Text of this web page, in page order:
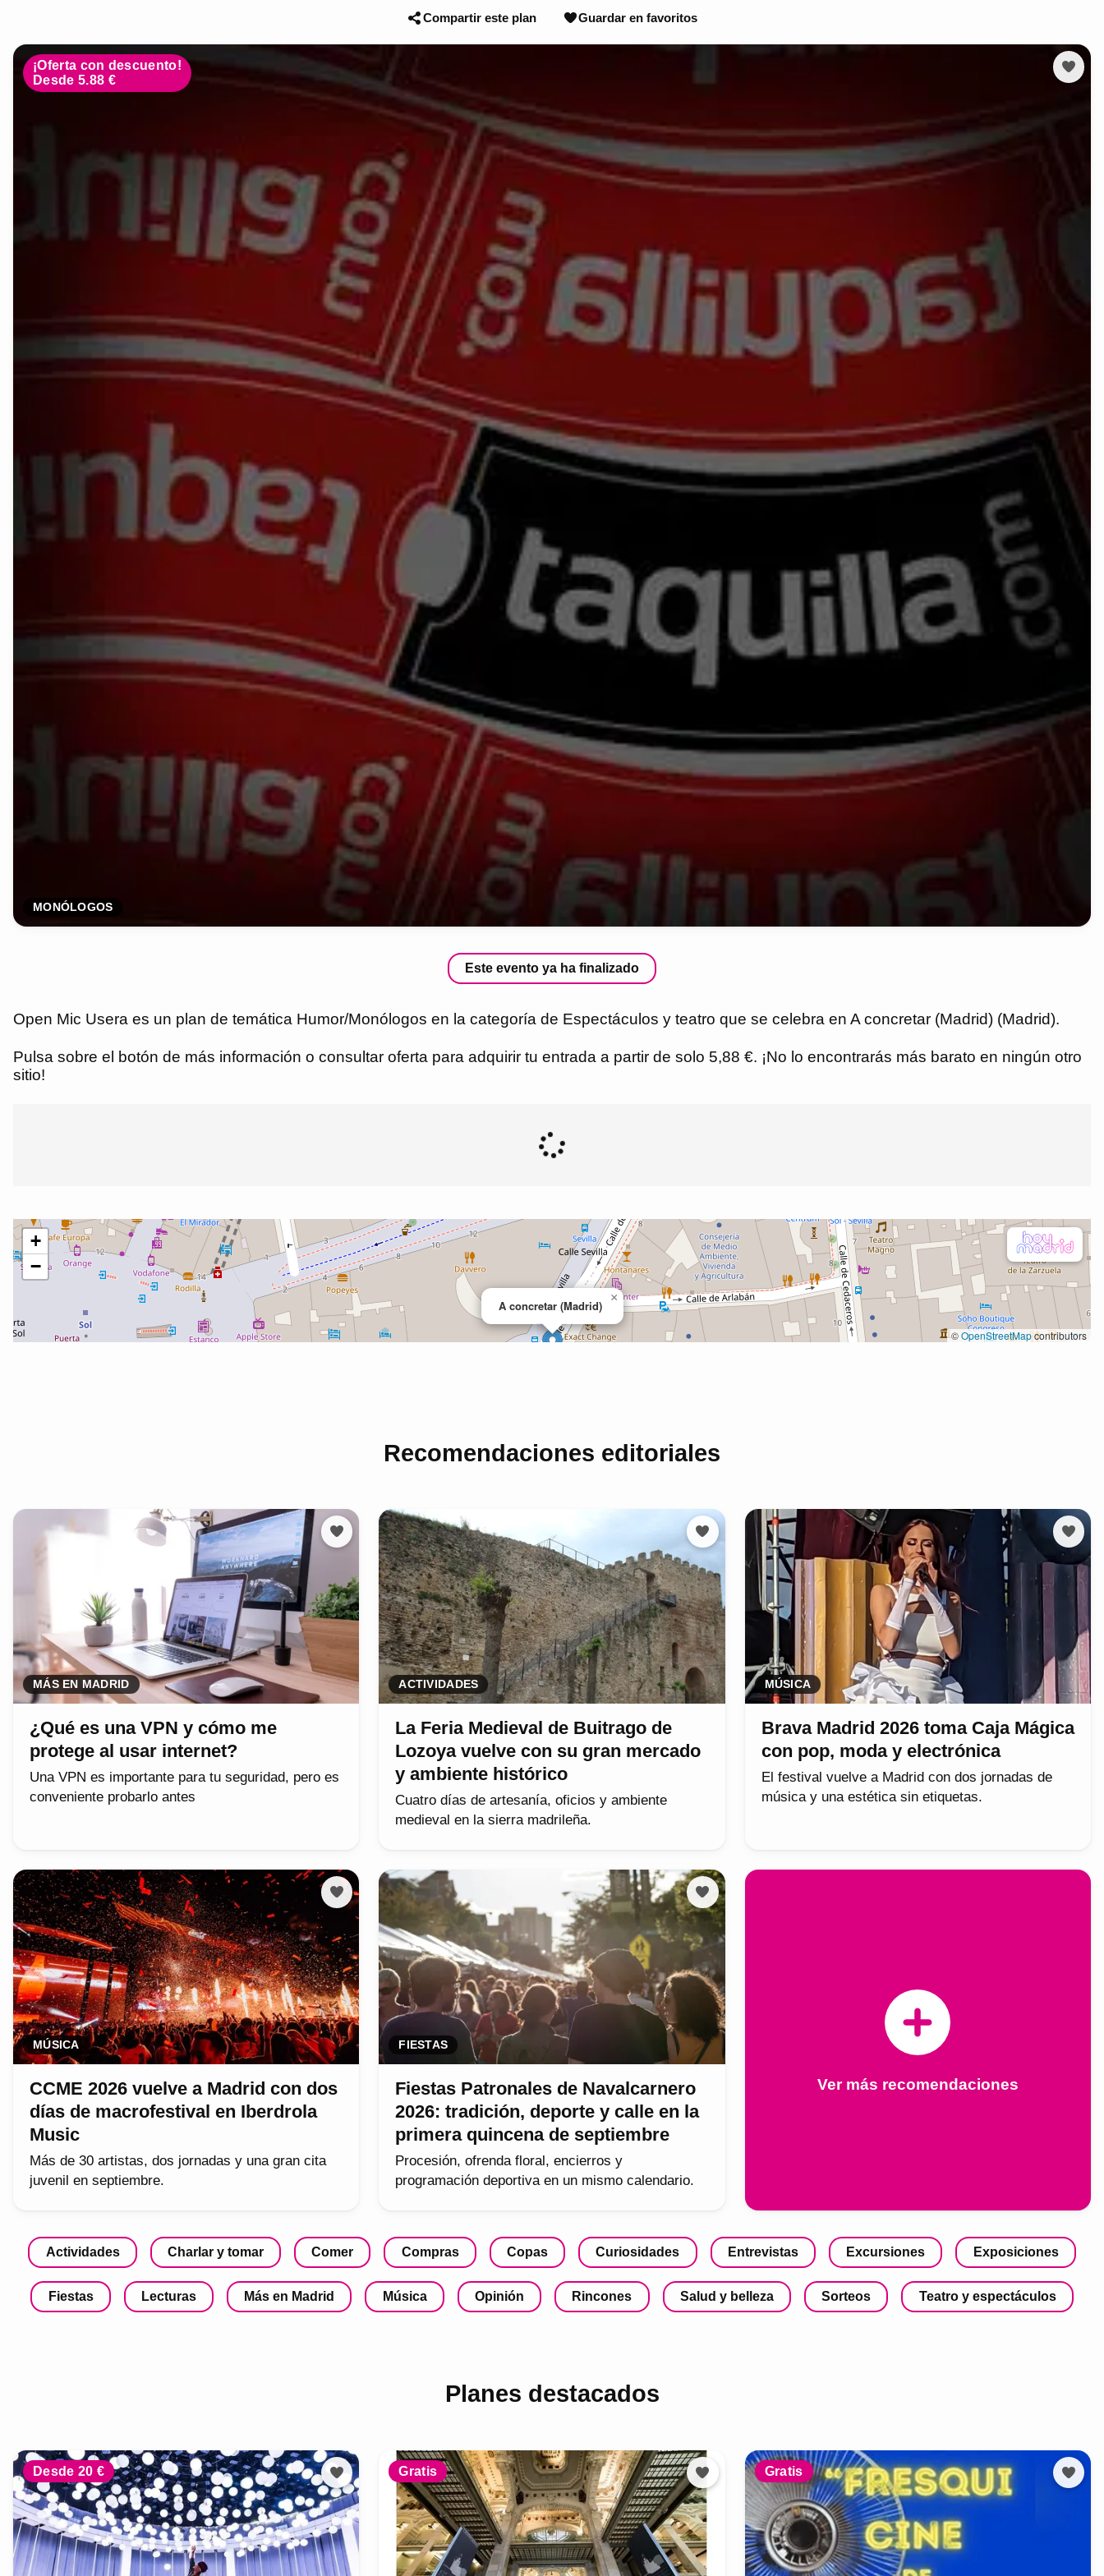
Compartir este plan Guardar en favoritos
¡Oferta con descuento!
Desde 5.88 €
MONÓLOGOS
Este evento ya ha finalizado
Open Mic Usera es un plan de temática Humor/Monólogos en la categoría de Espectáculos y teatro que se celebra en A concretar (Madrid) (Madrid).
Pulsa sobre el botón de más información o consultar oferta para adquirir tu entrada a partir de solo 5,88 €. ¡No lo encontrarás más barato en ningún otro
sitio!
Recomendaciones editoriales
MÁS EN MADRID
¿Qué es una VPN y cómo me
protege al usar internet?
Una VPN es importante para tu seguridad, pero es
conveniente probarlo antes
ACTIVIDADES
La Feria Medieval de Buitrago de
Lozoya vuelve con su gran mercado
y ambiente histórico
Cuatro días de artesanía, oficios y ambiente
medieval en la sierra madrileña.
MÚSICA
Brava Madrid 2026 toma Caja Mágica
con pop, moda y electrónica
El festival vuelve a Madrid con dos jornadas de
música y una estética sin etiquetas.
MÚSICA
CCME 2026 vuelve a Madrid con dos
días de macrofestival en Iberdrola
Music
Más de 30 artistas, dos jornadas y una gran cita
juvenil en septiembre.
FIESTAS
Fiestas Patronales de Navalcarnero
2026: tradición, deporte y calle en la
primera quincena de septiembre
Procesión, ofrenda floral, encierros y
programación deportiva en un mismo calendario.
Ver más recomendaciones
Actividades Charlar y tomar Comer Compras Copas Curiosidades Entrevistas Excursiones Exposiciones
Fiestas Lecturas Más en Madrid Música Opinión Rincones Salud y belleza Sorteos Teatro y espectáculos
Planes destacados
Desde 20 € Gratis Gratis